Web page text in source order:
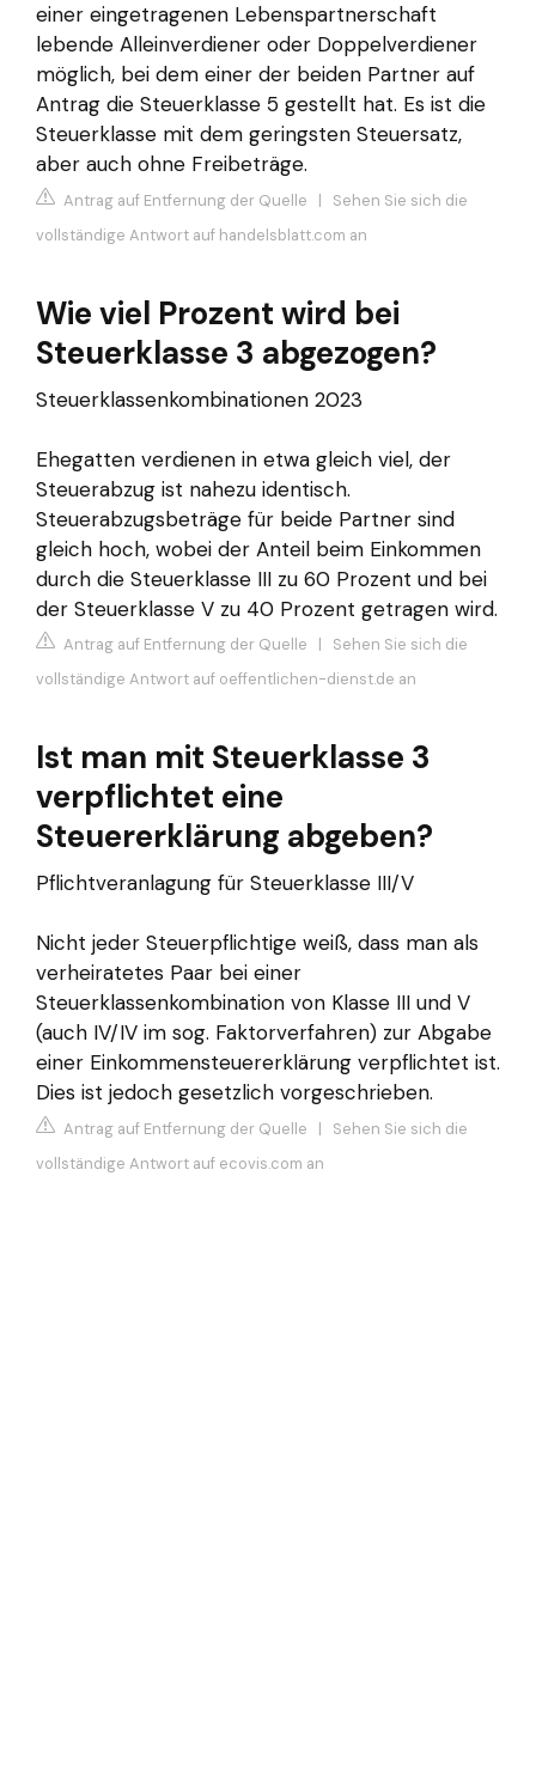
einer eingetragenen Lebenspartnerschaft
lebende Alleinverdiener oder Doppelverdiener
möglich, bei dem einer der beiden Partner auf
Antrag die Steuerklasse 5 gestellt hat. Es ist die
Steuerklasse mit dem geringsten Steuersatz,
aber auch ohne Freibeträge.
Antrag auf Entfernung der Quelle | Sehen Sie sich die
vollständige Antwort auf handelsblatt.com an
Wie viel Prozent wird bei
Steuerklasse 3 abgezogen?
Steuerklassenkombinationen 2023
Ehegatten verdienen in etwa gleich viel, der
Steuerabzug ist nahezu identisch.
Steuerabzugsbeträge für beide Partner sind
gleich hoch, wobei der Anteil beim Einkommen
durch die Steuerklasse III zu 60 Prozent und bei
der Steuerklasse V zu 40 Prozent getragen wird.
Antrag auf Entfernung der Quelle | Sehen Sie sich die
vollständige Antwort auf oeffentlichen-dienst.de an
Ist man mit Steuerklasse 3
verpflichtet eine
Steuererklärung abgeben?
Pflichtveranlagung für Steuerklasse III/V
Nicht jeder Steuerpflichtige weiß, dass man als
verheiratetes Paar bei einer
Steuerklassenkombination von Klasse III und V
(auch IV/IV im sog. Faktorverfahren) zur Abgabe
einer Einkommensteuererklärung verpflichtet ist.
Dies ist jedoch gesetzlich vorgeschrieben.
Antrag auf Entfernung der Quelle | Sehen Sie sich die
vollständige Antwort auf ecovis.com an